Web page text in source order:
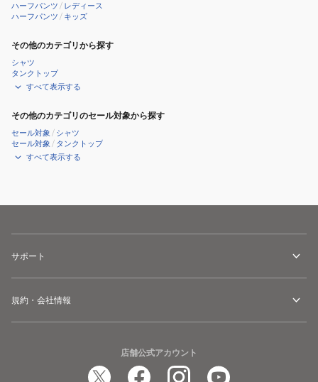
ハーフパンツ / レディース
ハーフパンツ / キッズ
その他のカテゴリから探す
シャツ
タンクトップ
すべて表示する
その他のカテゴリのセール対象から探す
セール対象 / シャツ
セール対象 / タンクトップ
すべて表示する
サポート
規約・会社情報
店舗公式アカウント